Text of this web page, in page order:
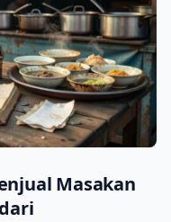
Masakan